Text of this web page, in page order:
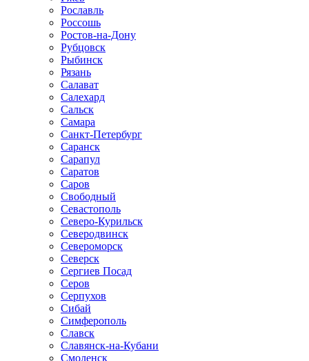
Рославль
Россошь
Ростов-на-Дону
Рубцовск
Рыбинск
Рязань
Салават
Салехард
Сальск
Самара
Санкт-Петербург
Саранск
Сарапул
Саратов
Саров
Свободный
Севастополь
Северо-Курильск
Северодвинск
Североморск
Северск
Сергиев Посад
Серов
Серпухов
Сибай
Симферополь
Славск
Славянск-на-Кубани
Смоленск